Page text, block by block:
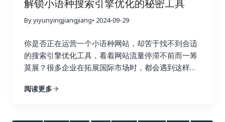
建设追踪工具，以及它们的优缺点： 除了以上这些工
具之外，还有其他一些工具也值得考虑，例如
择工具时，不仅要考虑功能和价格，还要考虑易用性
和数据准确性。一个好的工具应该易于上手，操作简
单，并且能够提供准确可靠的数据，为你的决策提供
链接建设效果时，需要关注一些关键指标，这些指标
务带来持续的增长动力。忽视链接建设，就像建造一
座空中楼阁，看似华丽，实则根基不稳，随时可能坍
的认可，搜索引擎又该如何判断你的网站的价值和可
信度呢？ 二、Ahrefs：全能型搜索引擎优化工具，挖
掘链接宝藏 Ahrefs 就像一位经验丰富的侦探，拥有
的链接策略，发现潜在的链接机会，并制定更有效的
解锁小语种搜索引擎优化的秘密工具
By yiyunyingjiangjiang• 2024-09-29
你是否正在运营一个小语种网站，却苦于找不到合适
的搜索引擎优化工具，看着网站流量停滞不前而一筹
莫展？很多企业在拓展国际市场时，都会遇到这样的
球化的浪潮下，越来越多的企业开始将目光投向海外
阅读更多